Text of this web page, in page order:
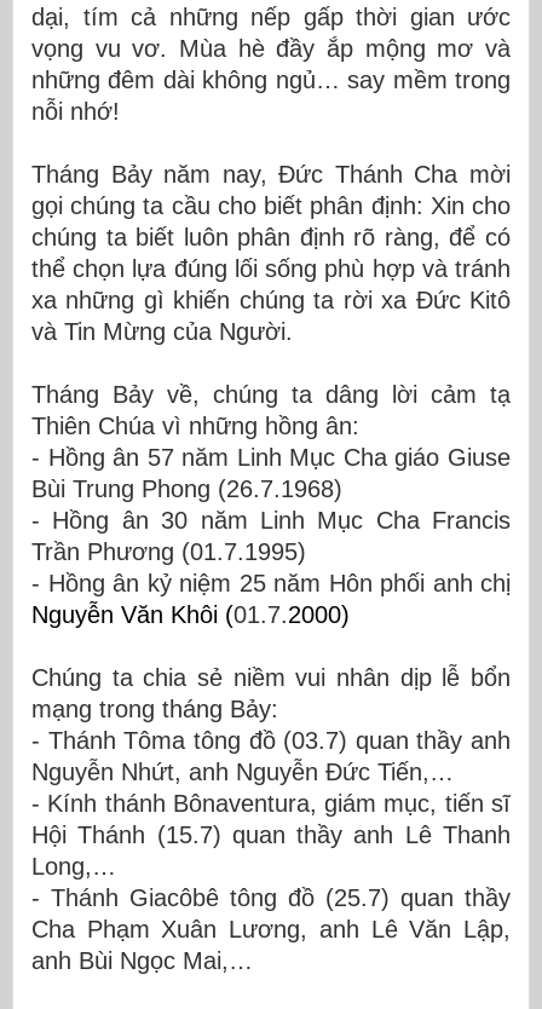
dại, tím cả những nếp gấp thời gian ước
vọng vu vơ. Mùa hè đầy ắp mộng mơ và
những đêm dài không ngủ… say mềm trong
nỗi nhớ!
Tháng Bảy năm nay, Đức Thánh Cha mời
gọi chúng ta cầu cho biết phân định: Xin cho
chúng ta biết luôn phân định rõ ràng, để có
thể chọn lựa đúng lối sống phù hợp và tránh
xa những gì khiến chúng ta rời xa Đức Kitô
và Tin Mừng của Người.
Tháng Bảy về, chúng ta dâng lời cảm tạ
Thiên Chúa vì những hồng ân:
- Hồng ân 57 năm Linh Mục Cha giáo Giuse
Bùi Trung Phong (26.7.1968)
- Hồng ân 30 năm Linh Mục Cha Francis
Trần Phương (01.7.1995)
- Hồng ân kỷ niệm 25 năm Hôn phối anh chị
Nguyễn Văn Khôi (01.7.2000)
Chúng ta chia sẻ niềm vui nhân dịp lễ bổn
mạng trong tháng Bảy:
- Thánh Tôma tông đồ (03.7) quan thầy anh
Nguyễn Nhứt, anh Nguyễn Đức Tiến,…
- Kính thánh Bônaventura, giám mục, tiến sĩ
Hội Thánh (15.7) quan thầy anh Lê Thanh
Long,…
- Thánh Giacôbê tông đồ (25.7) quan thầy
Cha Phạm Xuân Lương, anh Lê Văn Lập,
anh Bùi Ngọc Mai,…